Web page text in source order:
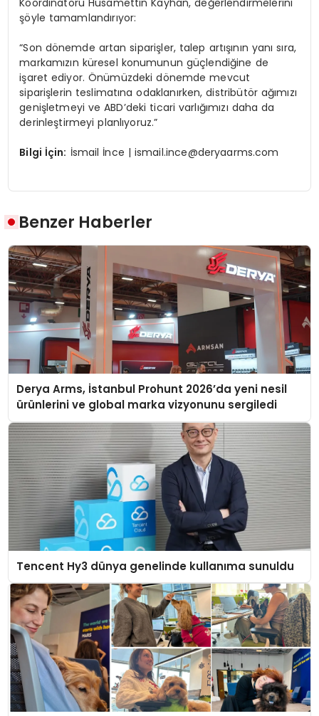
şöyle tamamlandırıyor:
“Son dönemde artan siparişler, talep artışının yanı sıra,
markamızın küresel konumunun güçlendiğine de
işaret ediyor. Önümüzdeki dönemde mevcut
siparişlerin teslimatına odaklanırken, distribütör ağımızı
genişletmeyi ve ABD’deki ticari varlığımızı daha da
derinleştirmeyi planlıyoruz.”
Bilgi İçin: İsmail İnce | ismail.ince@deryaarms.com
Benzer Haberler
Derya Arms, İstanbul Prohunt 2026’da yeni nesil
ürünlerini ve global marka vizyonunu sergiledi
Tencent Hy3 dünya genelinde kullanıma sunuldu